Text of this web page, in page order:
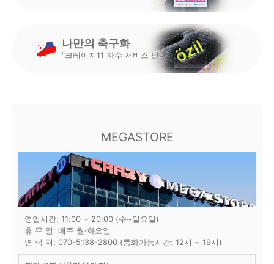
나만의 축구화
"크레이지11 자수 서비스 안내"
MEGASTORE
영업시간: 11:00 ~ 20:00 (수~일요일)
휴 무 일: 매주 월·화요일
연 락 처: 070-5138-2800 (통화가능시간: 12시 ~ 19시)